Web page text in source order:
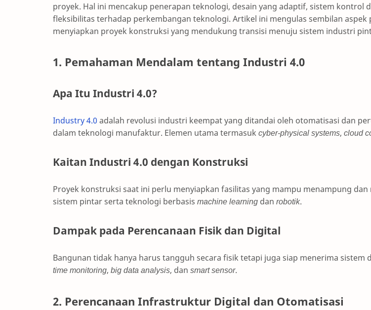
proyek. Hal ini mencakup penerapan teknologi, desain yang adaptif, sistem kontrol
fleksibilitas terhadap perkembangan teknologi. Artikel ini mengulas sembilan aspek
menyiapkan proyek konstruksi yang mendukung transisi menuju sistem industri
1. Pemahaman Mendalam tentang Industri 4.0
Apa Itu Industri 4.0?
Industry 4.0 adalah revolusi industri keempat yang ditandai oleh otomatisasi dan
dalam teknologi manufaktur. Elemen utama termasuk cyber-physical systems, cloud
Kaitan Industri 4.0 dengan Konstruksi
Proyek konstruksi saat ini perlu menyiapkan fasilitas yang mampu menampung
sistem pintar serta teknologi berbasis machine learning dan robotik.
Dampak pada Perencanaan Fisik dan Digital
Bangunan tidak hanya harus tangguh secara fisik tetapi juga siap menerima sistem
time monitoring, big data analysis, dan smart sensor.
2. Perencanaan Infrastruktur Digital dan Otomatisasi